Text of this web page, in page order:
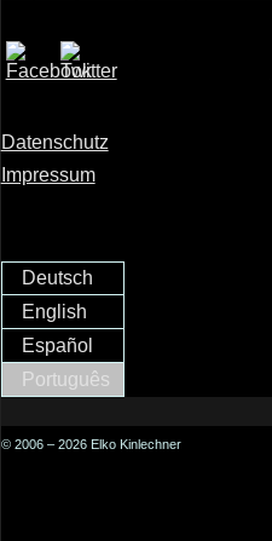
Datenschutz
Impressum
Deutsch
English
Español
Português
© 2006 – 2026 Elko Kinlechner